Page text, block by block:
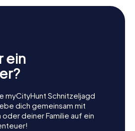
ein
myCityHunt Schnitzeljagd
dich gemeinsam mit
deiner Familie auf ein